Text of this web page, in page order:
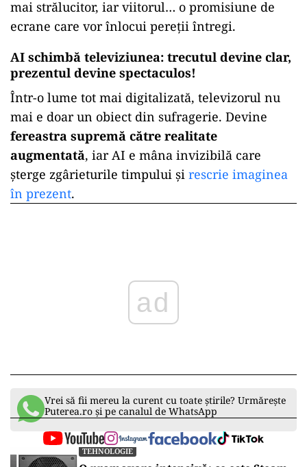
mai strălucitor, iar viitorul… o promisiune de
ecrane care vor înlocui pereții întregi.
AI schimbă televiziunea: trecutul devine clar,
prezentul devine spectaculos!
Într-o lume tot mai digitalizată, televizorul nu
mai e doar un obiect din sufragerie. Devine
fereastra supremă către realitate
augmentată, iar AI e mâna invizibilă care
șterge zgârieturile timpului și rescrie imaginea
în prezent.
ad
Vrei să fii mereu la curent cu toate știrile? Urmărește
Puterea.ro și pe canalul de WhatsApp
TEHNOLOGIE